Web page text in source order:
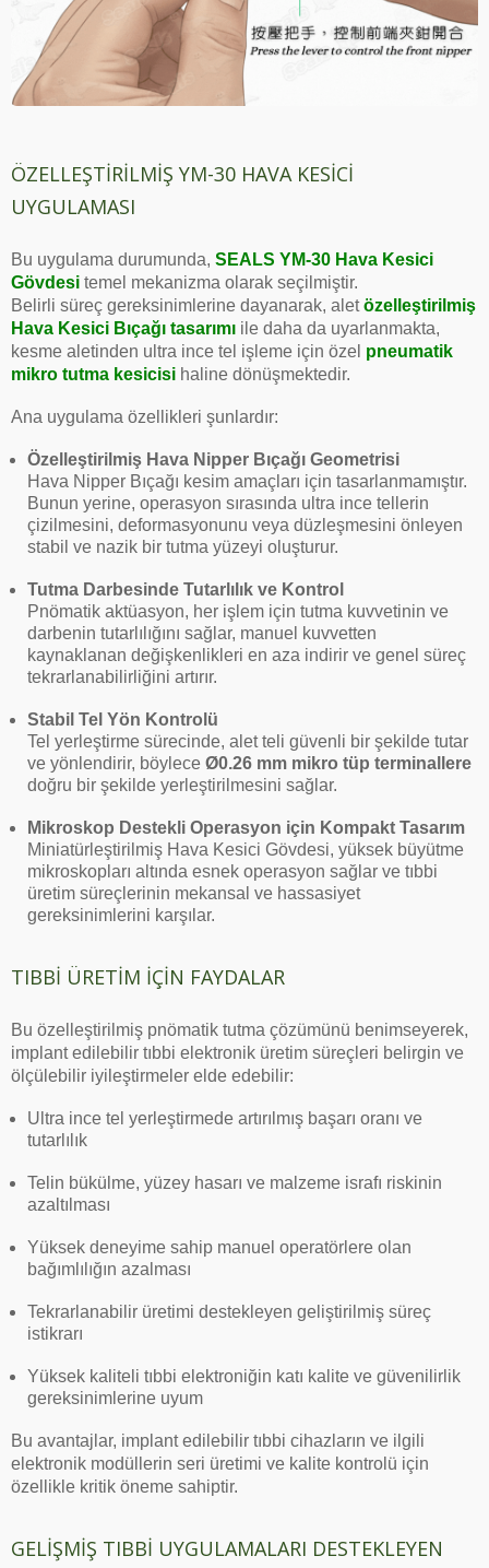
ÖZELLEŞTIRILMIŞ YM-30 HAVA KESICI
UYGULAMASI
Bu uygulama durumunda, SEALS YM-30 Hava Kesici
Gövdesi temel mekanizma olarak seçilmiştir.
Belirli süreç gereksinimlerine dayanarak, aletözelleştirilmiş
Hava Kesici Bıçağı tasarımı ile daha da uyarlanmakta,
kesme aletinden ultra ince tel işleme için özel pneumatik
mikro tutma kesicisi haline dönüşmektedir.
Ana uygulama özellikleri şunlardır:
Özelleştirilmiş Hava Nipper Bıçağı Geometrisi
Hava Nipper Bıçağı kesim amaçları için tasarlanmamıştır.
Bunun yerine, operasyon sırasında ultra ince tellerin
çizilmesini, deformasyonunu veya düzleşmesini önleyen
stabil ve nazik bir tutma yüzeyi oluşturur.
Tutma Darbesinde Tutarlılık ve Kontrol
Pnömatik aktüasyon, her işlem için tutma kuvvetinin ve
darbenin tutarlılığını sağlar, manuel kuvvetten
kaynaklanan değişkenlikleri en aza indirir ve genel süreç
tekrarlanabilirliğini artırır.
Stabil Tel Yön Kontrolü
Tel yerleştirme sürecinde, alet teli güvenli bir şekilde tutar
ve yönlendirir, böylece Ø0.26 mm mikro tüp terminallere
doğru bir şekilde yerleştirilmesini sağlar.
Mikroskop Destekli Operasyon için Kompakt Tasarım
Miniatürleştirilmiş Hava Kesici Gövdesi, yüksek büyütme
mikroskopları altında esnek operasyon sağlar ve tıbbi
üretim süreçlerinin mekansal ve hassasiyet
gereksinimlerini karşılar.
TIBBI ÜRETIM IÇIN FAYDALAR
Bu özelleştirilmiş pnömatik tutma çözümünü benimseyerek,
implant edilebilir tıbbi elektronik üretim süreçleri belirgin ve
ölçülebilir iyileştirmeler elde edebilir:
Ultra ince tel yerleştirmede artırılmış başarı oranı ve
tutarlılık
Telin bükülme, yüzey hasarı ve malzeme israfı riskinin
azaltılması
Yüksek deneyime sahip manuel operatörlere olan
bağımlılığın azalması
Tekrarlanabilir üretimi destekleyen geliştirilmiş süreç
istikrarı
Yüksek kaliteli tıbbi elektroniğin katı kalite ve güvenilirlik
gereksinimlerine uyum
Bu avantajlar, implant edilebilir tıbbi cihazların ve ilgili
elektronik modüllerin seri üretimi ve kalite kontrolü için
özellikle kritik öneme sahiptir.
GELIŞMIŞ TIBBI UYGULAMALARI DESTEKLEYEN